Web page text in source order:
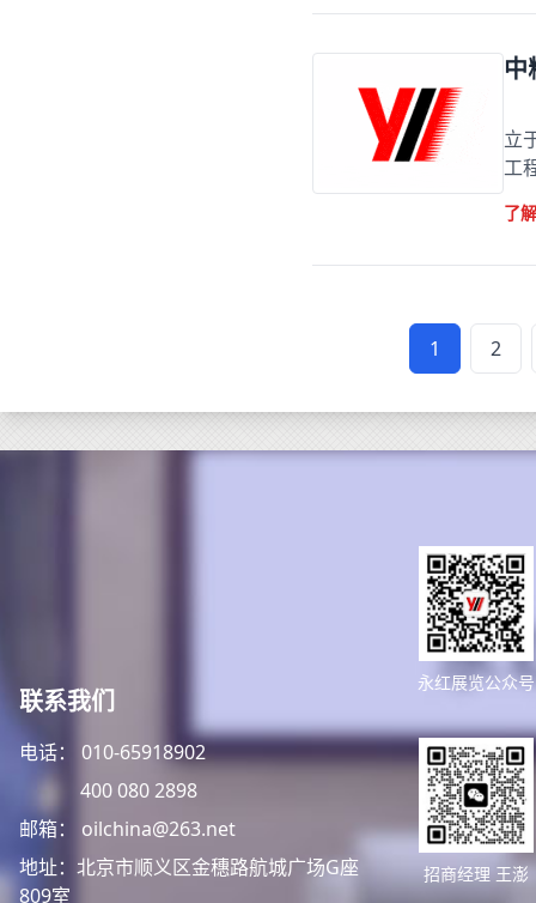
中
立
工
了
1 2
联系我们
电话： 010-65918902
400 080 2898
邮箱： oilchina@263.net
地址：北京市顺义区金穗路航城广场G座
809室
永红展览公众号
招商经理 王澎